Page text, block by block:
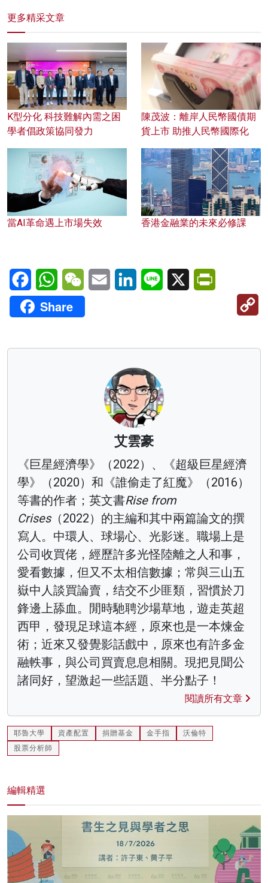
更多精采文章
K型分化 科技難解內需之困
學者倡政策協同發力
陳茂波：離岸人民幣國債期
貨上市 助推人民幣國際化
當AI革命遇上市場失效 香港金融業的未來必修課
FacebookWhatsAppWeChatEmail LinkedInLine X
Share
艾雲豪
《巨星經濟學》（2022）、《超級巨星經濟
學》（2020）和《誰偷走了紅魔》（2016）
等書的作者；英文書Rise from
Crises（2022）的主編和其中兩篇論文的撰
寫人。中環人、球場心、光影迷。職場上是
公司收買佬，經歷許多光怪陸離之人和事，
愛看數據，但又不太相信數據；常與三山五
嶽中人談買論賣，结交不少匪類，習慣於刀
鋒邊上舔血。閒時馳聘沙場草地，遊走英超
西甲，發現足球這本經，原來也是一本煉金
術；近來又發覺影話戲中，原來也有許多金
融軼事，與公司買賣息息相關。現把見聞公
諸同好，望激起一些話題、半分點子！
閱讀所有文章
耶魯大學 資產配置 捐贈基金 金手指
沃倫特
股票分析師
編輯精選